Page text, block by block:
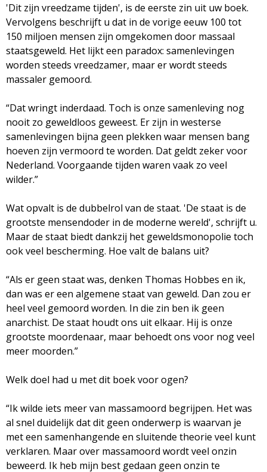
'Dit zijn vreedzame tijden', is de eerste zin uit uw boek.
Vervolgens beschrijft u dat in de vorige eeuw 100 tot
150 miljoen mensen zijn omgekomen door massaal
staatsgeweld. Het lijkt een paradox: samenlevingen
worden steeds vreedzamer, maar er wordt steeds
massaler gemoord.
“Dat wringt inderdaad. Toch is onze samenleving nog
nooit zo geweldloos geweest. Er zijn in westerse
samenlevingen bijna geen plekken waar mensen bang
hoeven zijn vermoord te worden. Dat geldt zeker voor
Nederland. Voorgaande tijden waren vaak zo veel
wilder.”
Wat opvalt is de dubbelrol van de staat. 'De staat is de
grootste mensendoder in de moderne wereld', schrijft u.
Maar de staat biedt dankzij het geweldsmonopolie toch
ook veel bescherming. Hoe valt de balans uit?
“Als er geen staat was, denken Thomas Hobbes en ik,
dan was er een algemene staat van geweld. Dan zou er
heel veel gemoord worden. In die zin ben ik geen
anarchist. De staat houdt ons uit elkaar. Hij is onze
grootste moordenaar, maar behoedt ons voor nog veel
meer moorden.”
Welk doel had u met dit boek voor ogen?
“Ik wilde iets meer van massamoord begrijpen. Het was
al snel duidelijk dat dit geen onderwerp is waarvan je
met een samenhangende en sluitende theorie veel kunt
verklaren. Maar over massamoord wordt veel onzin
beweerd. Ik heb mijn best gedaan geen onzin te